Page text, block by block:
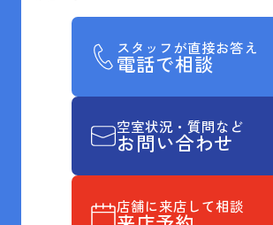
スタッフが直接お答え
電話で相談
空室状況・質問など
お問い合わせ
店舗に来店して相談